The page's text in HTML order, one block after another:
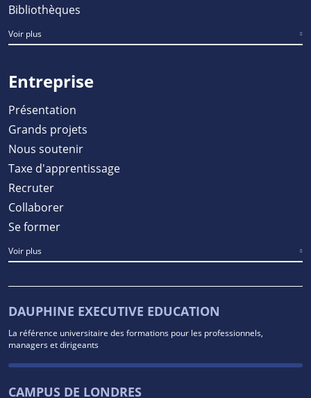
Bibliothèques
Voir plus
Entreprise
Présentation
Grands projets
Nous soutenir
Taxe d'apprentissage
Recruter
Collaborer
Se former
Voir plus
DAUPHINE EXECUTIVE EDUCATION
La référence universitaire des formations pour les professionnels,
managers et dirigeants
CAMPUS DE LONDRES